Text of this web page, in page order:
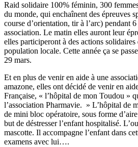
Raid solidaire 100% féminin, 300
du monde, qui enchaînent des épreuves
course d’orientation, tir à l’arc) pendant
association. Le matin elles auront leur
elles participeront à des actions
population locale. Cette année ça se
29 mars.
Et en plus de venir en aide à une
amazone, elles ont décidé de venir en
Française, « l’hôpital de mon Toudou »
l’association Pharmavie. » L’hôpital de
de mini bloc opératoire, sous forme
but de déstresser l’enfant hospitalisé.
mascotte. Il accompagne l’enfant dans
examens avec lui….